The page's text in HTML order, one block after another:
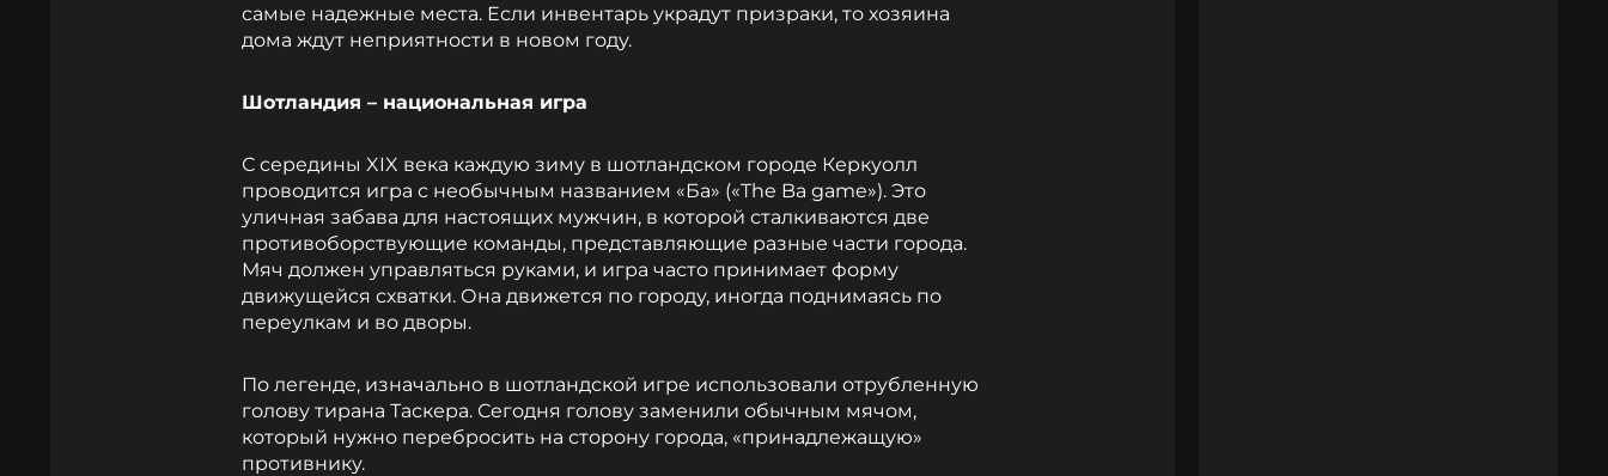
самые надежные места. Если инвентарь украдут призраки, то хозяина
дома ждут неприятности в новом году.
Шотландия – национальная игра
С середины XIX века каждую зиму в шотландском городе Керкуолл
проводится игра с необычным названием «Ба» («The Ba game»). Это
уличная забава для настоящих мужчин, в которой сталкиваются две
противоборствующие команды, представляющие разные части города.
Мяч должен управляться руками, и игра часто принимает форму
движущейся схватки. Она движется по городу, иногда поднимаясь по
переулкам и во дворы.
По легенде, изначально в шотландской игре использовали отрубленную
голову тирана Таскера. Сегодня голову заменили обычным мячом,
который нужно перебросить на сторону города, «принадлежащую»
противнику.